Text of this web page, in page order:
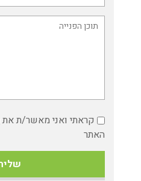
קראתי ואני מאשר/ת את
האתר